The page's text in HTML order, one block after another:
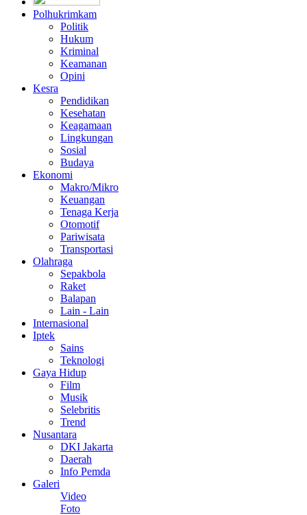
Polhukrimkam
Politik
Hukum
Kriminal
Keamanan
Opini
Kesra
Pendidikan
Kesehatan
Keagamaan
Lingkungan
Sosial
Budaya
Ekonomi
Makro/Mikro
Keuangan
Tenaga Kerja
Otomotif
Pariwisata
Transportasi
Olahraga
Sepakbola
Raket
Balapan
Lain - Lain
Internasional
Iptek
Sains
Teknologi
Gaya Hidup
Film
Musik
Selebritis
Trend
Nusantara
DKI Jakarta
Daerah
Info Pemda
Galeri
Video
Foto